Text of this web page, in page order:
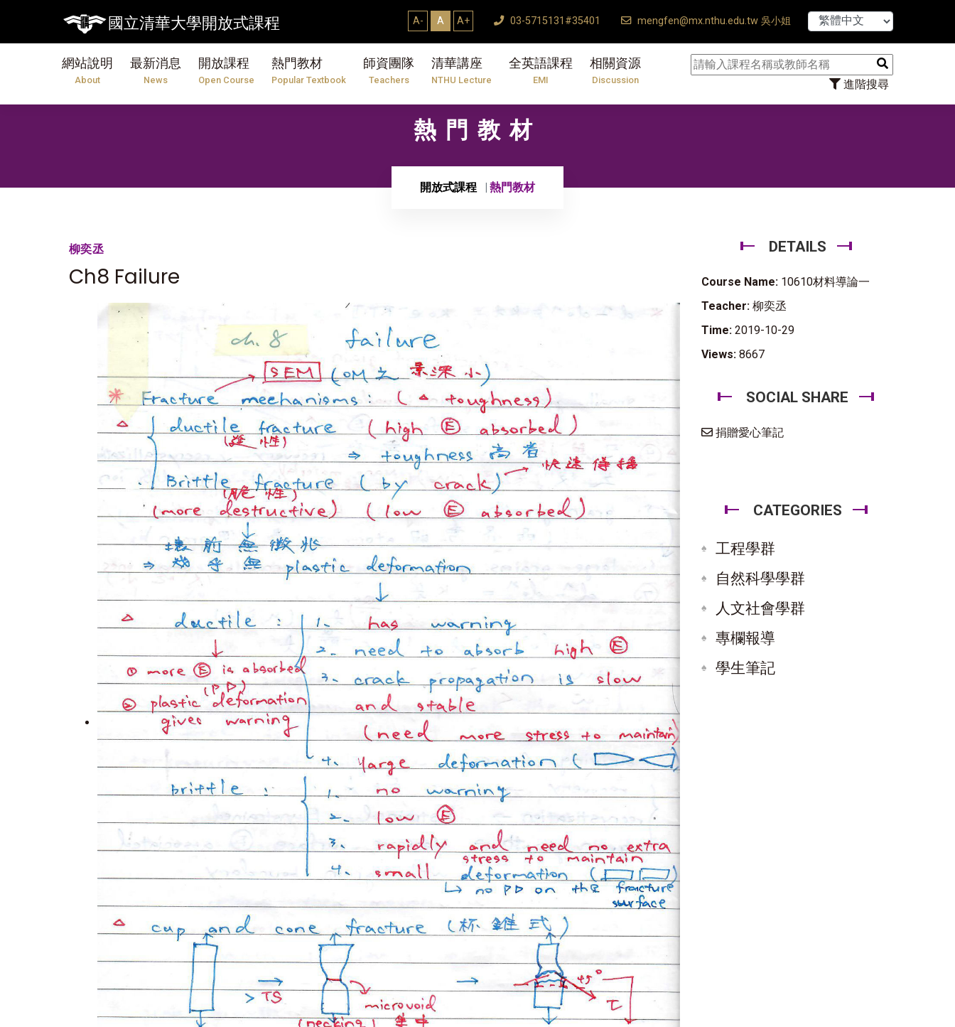
國立清華大學開放式課程 A- A A+ 03-5715131#35401 mengfen@mx.nthu.edu.tw 吳小姐
網站說明
About
最新消息
News
開放課程
Open Course
熱門教材
Popular Textbook
師資團隊
Teachers
清華講座
NTHU Lecture
全英語課程
EMI
相關資源
Discussion 進階搜尋
【7/31】114
熱門教材
開放式課程 熱門教材
柳奕丞
Ch8 Failure
DETAILS
Course Name: 10610材料導論一
Teacher: 柳奕丞
Time: 2019-10-29
Views: 8667
SOCIAL SHARE
捐贈愛心筆記
CATEGORIES
工程學群
自然科學學群
人文社會學群
專欄報導
學生筆記